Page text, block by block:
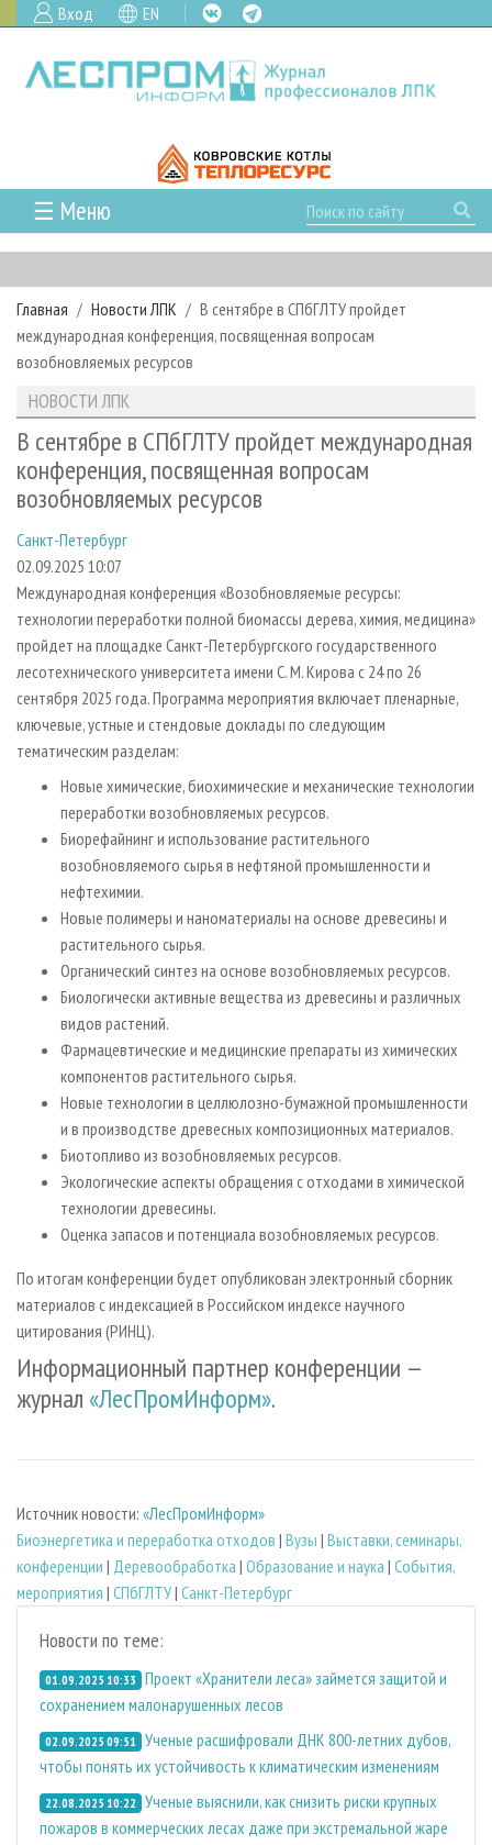
Вход EN
☰ Меню
ГЛАВНАЯ
РУБРИКИ И ТЕМЫ
РУБРИКИ ЖУРНАЛА
ЛЕСНОЕ ХОЗЯЙСТВО
ЛЕСОЗАГОТОВКА
ЛЕСОПИЛЕНИЕ
ДЕРЕВООБРАБОТКА
СУШКА ДРЕВЕСИНЫ
ПРОИЗВОДСТВО ДРЕВЕСНЫХ ПЛИТ
ДЕРЕВЯННОЕ ДОМОСТРОЕНИЕ
ПРОИЗВОДСТВО МЕБЕЛИ
БИОЭНЕРГЕТИКА
ЦБП
ИНСТРУМЕНТ И МАТЕРИАЛЫ
НОВОСТИ
КАЛЕНДАРЬ СОБЫТИЙ
НОВОСТИ ЛПК
НОВОСТИ ЖУРНАЛА
НОВОСТИ КОМПАНИЙ
ПРОЕКТЫ ЛПИ
АНАЛИТИКА
ПРЕДПРИЯТИЯ ЛПК
ЛЕСНЫЕ РЕГИОНЫ РОССИИ
ПЕРСОНЫ
МОБИЛЬНЫЕ ВЫСТАВКИ
ОФИЦИАЛЬНЫЕ ДЕЛЕГАЦИИ
ПРИОРИТЕТНЫЕ ИНВЕСТПРОЕКТЫ
RUSSIAN FORESTRY REVIEW
ГАЗЕТА ЛЕСПРОМФОРУМ
БИБЛИОТЕКА СПЕЦИАЛИСТА
АРХИВ
АРХИВ ЖУРНАЛОВ
СТАТЬИ
О ЖУРНАЛЕ
ПОДПИСКА
КОНТАКТЫ
РЕКЛАМОДАТЕЛЯМ
РЕКЛАМА
РЕКЛАМА НА САЙТЕ
Главная Новости ЛПК
В сентябре в СПбГЛТУ пройдет
международная конференция, посвященная вопросам
возобновляемых ресурсов
НОВОСТИ ЛПК
В сентябре в СПбГЛТУ пройдет международная
конференция, посвященная вопросам
возобновляемых ресурсов
Санкт-Петербург
02.09.2025 10:07
Международная конференция «Возобновляемые ресурсы:
технологии переработки полной биомассы дерева, химия, медицина»
пройдет на площадке Санкт-Петербургского государственного
лесотехнического университета имени С. М. Кирова с 24 по 26
сентября 2025 года. Программа мероприятия включает пленарные,
ключевые, устные и стендовые доклады по следующим
тематическим разделам:
Новые химические, биохимические и механические технологии
переработки возобновляемых ресурсов.
Биорефайнинг и использование растительного
возобновляемого сырья в нефтяной промышленности и
нефтехимии.
Новые полимеры и наноматериалы на основе древесины и
растительного сырья.
Органический синтез на основе возобновляемых ресурсов.
Биологически активные вещества из древесины и различных
видов растений.
Фармацевтические и медицинские препараты из химических
компонентов растительного сырья.
Новые технологии в целлюлозно-бумажной промышленности
и в производстве древесных композиционных материалов.
Биотопливо из возобновляемых ресурсов.
Экологические аспекты обращения с отходами в химической
технологии древесины.
Оценка запасов и потенциала возобновляемых ресурсов.
По итогам конференции будет опубликован электронный сборник
материалов с индексацией в Российском индексе научного
цитирования (РИНЦ).
Информационный партнер конференции —
журнал «ЛесПромИнформ».
Источник новости: «ЛесПромИнформ»
Биoэнергетика и переработка отходов | Вузы | Выставки, семинары,
конференции | Деревообработка | Образование и наука | События,
мероприятия | СПбГЛТУ| Санкт-Петербург
Новости по теме:
01.09.2025 10:33 Проект «Хранители леса» займется защитой и
сохранением малонарушенных лесов
02.09.2025 09:51 Ученые расшифровали ДНК 800-летних дубов,
чтобы понять их устойчивость к климатическим изменениям
22.08.2025 10:22 Ученые выяснили, как снизить риски крупных
пожаров в коммерческих лесах даже при экстремальной жаре